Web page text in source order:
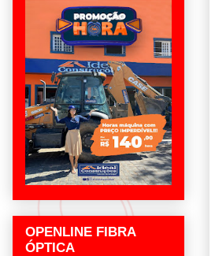
OPENLINE FIBRA
ÓPTICA